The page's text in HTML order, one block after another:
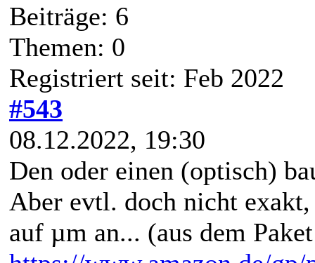
Beiträge: 6
Themen: 0
Registriert seit: Feb 2022
#543
08.12.2022, 19:30
Den oder einen (optisch)
Aber evtl. doch nicht
auf µm an... (aus dem Paket